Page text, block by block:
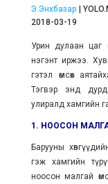
Э.Энхбазар |
2018-03-19
Урин дулаан цаг
нэгэнт иржээ.
гэтэл өмсөх
Тэгвэр энд
улиралд хамгийн
1. НООСОН
Барууны
гэж хамгийн
ноосон малгай